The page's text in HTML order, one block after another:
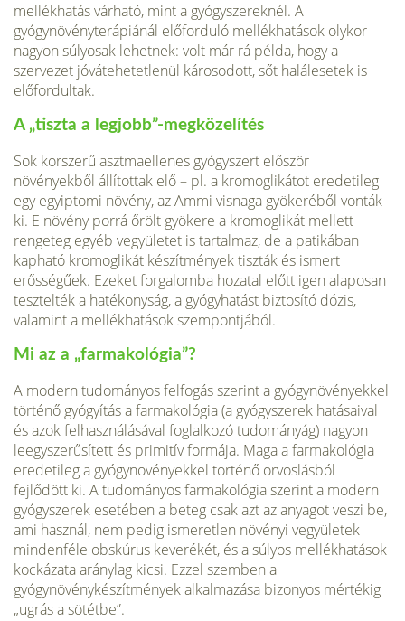
mellékhatás várható, mint a gyógyszereknél. A
gyógynövényterápiánál előforduló mellékhatások olykor
nagyon súlyosak lehetnek: volt már rá példa, hogy a
szervezet jóvátehetetlenül károsodott, sőt halálesetek is
előfordultak.
A „tiszta a legjobb”-megközelítés
Sok korszerű asztmaellenes gyógyszert először
növényekből állítottak elő – pl. a kromoglikátot eredetileg
egy egyiptomi növény, az Ammi visnaga gyökeréből vonták
ki. E növény porrá őrölt gyökere a kromoglikát mellett
rengeteg egyéb vegyületet is tartalmaz, de a patikában
kapható kromoglikát készítmények tiszták és ismert
erősségűek. Ezeket forgalomba hozatal előtt igen alaposan
tesztelték a hatékonyság, a gyógyhatást biztosító dózis,
valamint a mellékhatások szempontjából.
Mi az a „farmakológia”?
A modern tudományos felfogás szerint a gyógynövényekkel
történő gyógyítás a farmakológia (a gyógyszerek hatásaival
és azok felhasználásával foglalkozó tudományág) nagyon
leegy­szerűsített és primitív formája. Maga a farmakológia
eredetileg a gyógynövényekkel történő orvoslásból
fejlődött ki. A tudo­mányos farmakológia szerint a modern
gyógyszerek esetében a beteg csak azt az anyagot veszi be,
ami használ, nem pedig is­meretlen növényi vegyületek
mindenféle obskúrus keverékét, és a súlyos mellékhatások
kockázata aránylag kicsi. Ezzel szemben a
gyógynövénykészítmények alkalmazása bizonyos mértékig
„ugrás a sötétbe”.